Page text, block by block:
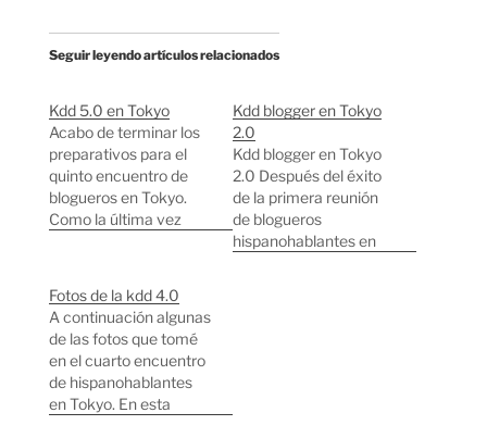
Seguir leyendo artículos relacionados
Kdd 5.0 en Tokyo
Acabo de terminar los
preparativos para el
quinto encuentro de
blogueros en Tokyo.
Como la última vez
cuarta kdd. Lo único
que he cambiado es la
hora, esta vez
comenzará a las
20:00h (Una hora
antes). ¡Corred la…
Kdd blogger en Tokyo
2.0
Kdd blogger en Tokyo
2.0 Después del éxito
de la primera reunión
de blogueros
hispanohablantes en
Fotos de la kdd 4.0
A continuación algunas
de las fotos que tomé
en el cuarto encuentro
de hispanohablantes
en Tokyo. En esta